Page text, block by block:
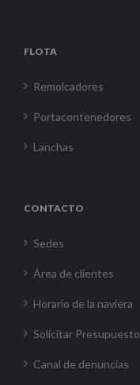
FLOTA
Remolcadores
Portacontenedores
Lanchas
CONTACTO
Sedes
Área de clientes
Horario de la naviera
Solicitar Presupuesto
Canal de denuncias